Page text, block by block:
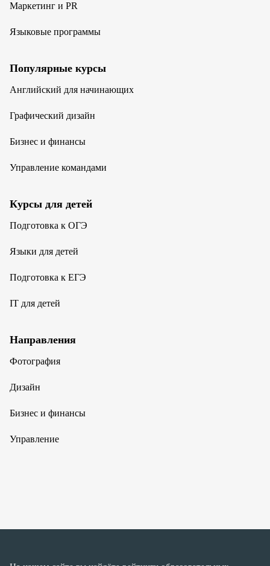
Маркетинг и PR
Языковые программы
Популярные курсы
Английский для начинающих
Графический дизайн
Бизнес и финансы
Управление командами
Курсы для детей
Подготовка к ОГЭ
Языки для детей
Подготовка к ЕГЭ
IT для детей
Направления
Фотография
Дизайн
Бизнес и финансы
Управление